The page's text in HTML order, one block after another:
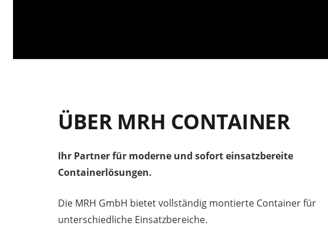
ÜBER MRH CONTAINER
Ihr Partner für moderne und sofort einsatzbereite
Containerlösungen.
Die MRH GmbH bietet vollständig montierte Container für
unterschiedliche Einsatzbereiche.